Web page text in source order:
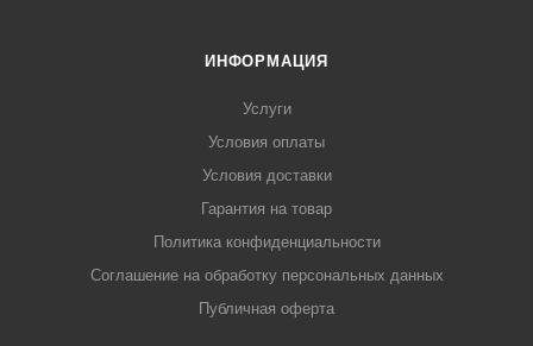
ИНФОРМАЦИЯ
Услуги
Условия оплаты
Условия доставки
Гарантия на товар
Политика конфиденциальности
Соглашение на обработку персональных данных
Публичная оферта